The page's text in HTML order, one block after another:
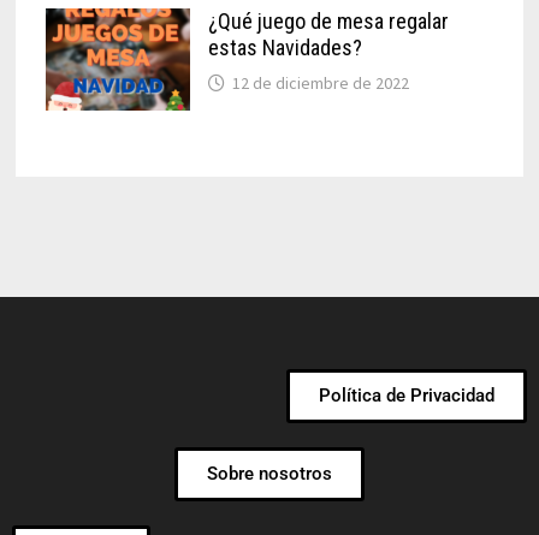
¿Qué juego de mesa regalar
estas Navidades?
12 de diciembre de 2022
Política de Privacidad
Sobre nosotros